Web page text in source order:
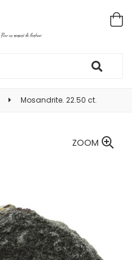
Mosandrite. 22.50 ct.
ZOOM